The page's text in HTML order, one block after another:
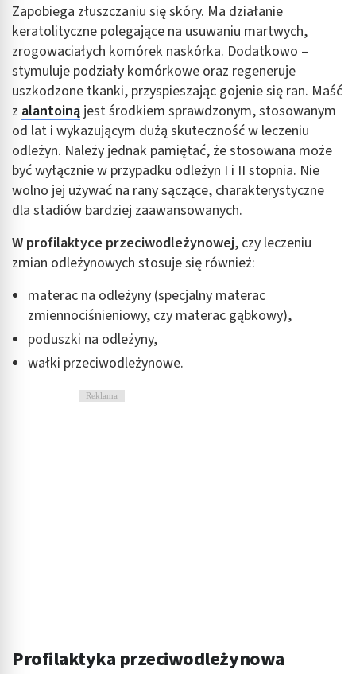
Zapobiega złuszczaniu się skóry. Ma działanie
keratolityczne polegające na usuwaniu martwych,
zrogowaciałych komórek naskórka. Dodatkowo –
stymuluje podziały komórkowe oraz regeneruje
uszkodzone tkanki, przyspieszając gojenie się ran. Maść
z alantoiną jest środkiem sprawdzonym, stosowanym
od lat i wykazującym dużą skuteczność w leczeniu
odleżyn. Należy jednak pamiętać, że stosowana może
być wyłącznie w przypadku odleżyn I i II stopnia. Nie
wolno jej używać na rany sączące, charakterystyczne
dla stadiów bardziej zaawansowanych.
W profilaktyce przeciwodleżynowej, czy leczeniu
zmian odleżynowych stosuje się również:
materac na odleżyny (specjalny materac
zmiennociśnieniowy, czy materac gąbkowy),
poduszki na odleżyny,
wałki przeciwodleżynowe.
Reklama
Profilaktyka przeciwodleżynowa
Identyfikowanie urządzeń na podstawie
aktywnie żądanych informacji
Cele przetwarzania inne niż IAB:
Niezbędne
Wydajność (Performance)
Reklama / śledzenie